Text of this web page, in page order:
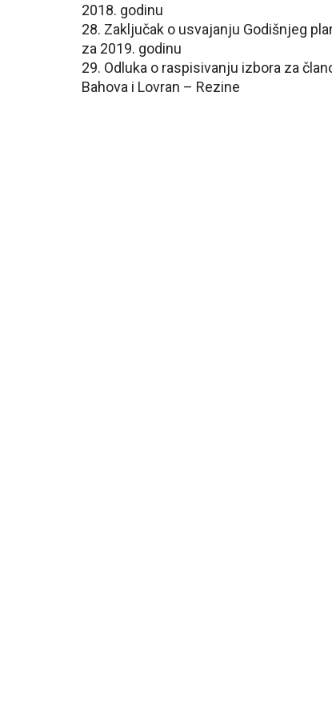
2018. godinu
28. Zaključak o usvajanju Godišnjeg
za 2019. godinu
29. Odluka o raspisivanju izbora za
Bahova i Lovran – Rezine